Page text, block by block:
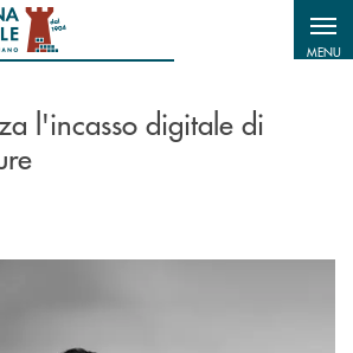
MENU
l'incasso digitale di